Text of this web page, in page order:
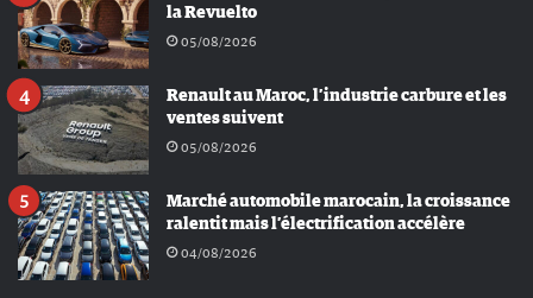
la Revuelto
05/08/2026
Renault au Maroc, l’industrie carbure et les
ventes suivent
05/08/2026
Marché automobile marocain, la croissance
ralentit mais l’électrification accélère
04/08/2026